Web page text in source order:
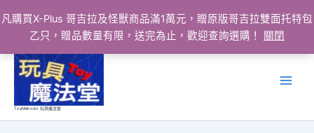
凡購買X-Plus 哥吉拉及怪獸商品滿1萬元，贈原版哥吉拉雙面托特包
乙只，贈品數量有限，送完為止，歡迎查詢選購！
關閉
ToyMahodo 玩具魔法堂